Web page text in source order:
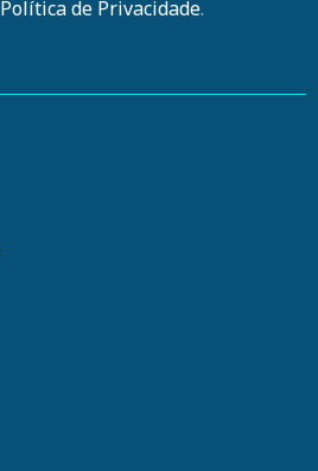
Política de Privacidade.